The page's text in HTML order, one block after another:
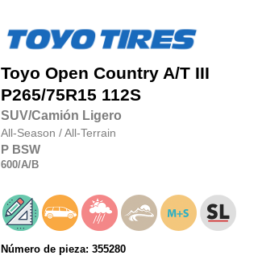
Toyo Open Country A/T III
P265/75R15 112S
SUV/Camión Ligero
All-Season /All-Terrain
P BSW
600/A/B
Número de pieza: 355280